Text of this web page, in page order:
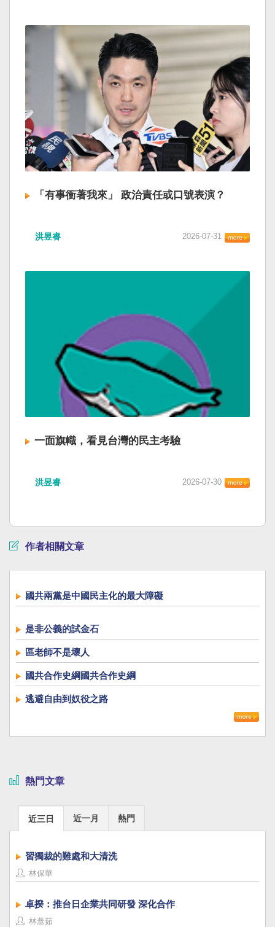
「有事衝著我來」 政治責任或口號表演？
洪昱睿 2026-07-31
一面旗幟，看見台灣的民主考驗
洪昱睿 2026-07-30
作者相關文章
國共兩黨是中國民主化的最大障礙
是非公義的試金石
區老師不是壞人
國共合作史綱國共合作史綱
逃避自由到奴役之路
熱門文章
近三日 近一月 熱門
習獨裁的難處和大清洗
林保華
卓揆：推台日企業共同研發 深化合作
林薏茹